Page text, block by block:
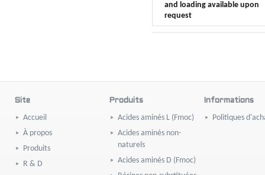
and loading available upon
request
Site
Accueil
À propos
Produits
R & D
Produits
Acides aminés L (Fmoc)
Acides aminés non-
naturels
Acides aminés D (Fmoc)
Informations
Politiques